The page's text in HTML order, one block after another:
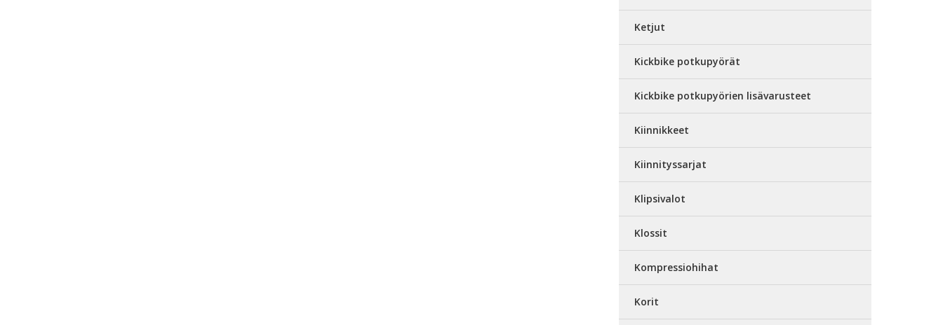
Ketjut
Kickbike potkupyörät
Kickbike potkupyörien lisävarusteet
Kiinnikkeet
Kiinnityssarjat
Klipsivalot
Klossit
Kompressiohihat
Korit